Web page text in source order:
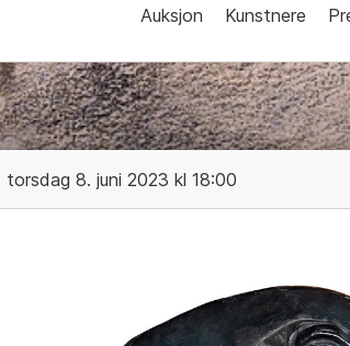
Auksjon Kunstnere
torsdag 8. juni 2023 kl 18:00